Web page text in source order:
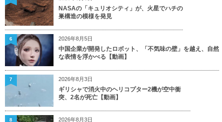
NASAの「キュリオシティ」が、火星でハチの
巣構造の模様を発見
2026年8月5日
中国企業が開発したロボット、「不気味の壁」を越え、自然
な表情を浮かべる【動画】
6
2026年8月3日
ギリシャで消火中のヘリコプター2機が空中衝
突、2名が死亡【動画】
7
2026年8月3日
8